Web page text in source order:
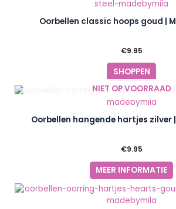
Oorbellen classic hoops goud |
€9.95
SHOPPEN
NIET OP VOORRAAD
Oorbellen hangende hartjes zilver
€9.95
MEER INFORMATIE